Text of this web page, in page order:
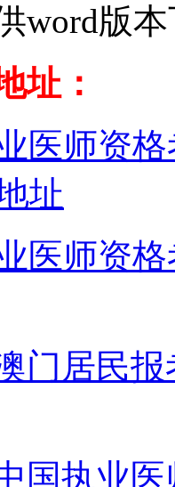
word版
址：
医师资
址
医师资
门居民
国执业